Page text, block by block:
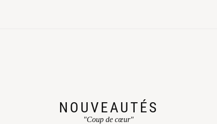
NOUVEAUTÉS
"Coup de cœur"